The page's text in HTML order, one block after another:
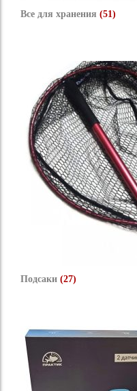
Все для хранения (51)
Подсаки (27)